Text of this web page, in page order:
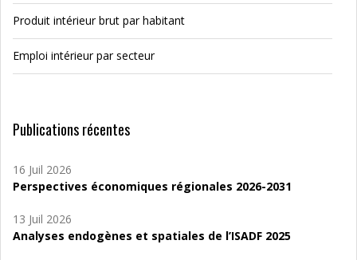
Produit intérieur brut par habitant
Emploi intérieur par secteur
Publications récentes
16 Juil 2026
Perspectives économiques régionales 2026-2031
13 Juil 2026
Analyses endogènes et spatiales de l’ISADF 2025